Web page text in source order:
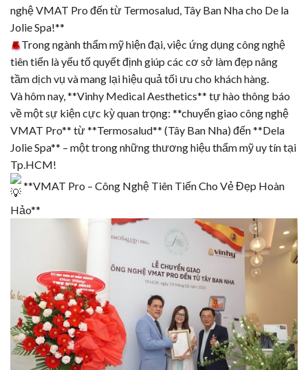
nghệVMAT Pro đến từ Termosalud, Tây Ban Nha cho De la
JolieSpa!**
Trong ngành thẩm mỹ hiện đại, việc ứng dụng công nghệ
tiên tiến là yếu tố quyết định giúp các cơ sở làm đẹp nâng
tầm dịch vụ và mang lại hiệu quả tối ưu cho khách hàng.
Và hôm nay, **Vinhy Medical Aesthetics** tự hào thông báo
về một sự kiện cực kỳ quan trọng: **chuyển giao công nghệ
VMAT Pro** từ **Termosalud** (Tây Ban Nha) đến **Dela
Jolie Spa** – một trong những thương hiệu thẩm mỹ uy tín tại
Tp.HCM!
**VMAT Pro – Công Nghệ Tiên Tiến Cho Vẻ Đẹp Hoàn
Hảo**